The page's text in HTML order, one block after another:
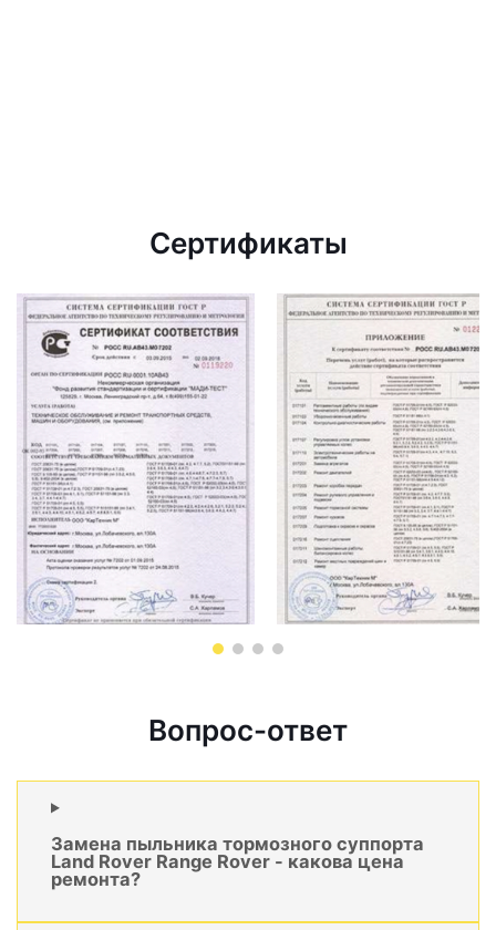
Сертификаты
Вопрос-ответ
Замена пыльника тормозного суппорта
Land Rover Range Rover - какова цена
ремонта?